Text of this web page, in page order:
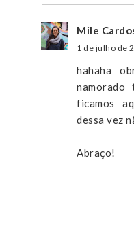
Mile
1 de julho de
hahaha
ficamos
dessa vez
Abraço!